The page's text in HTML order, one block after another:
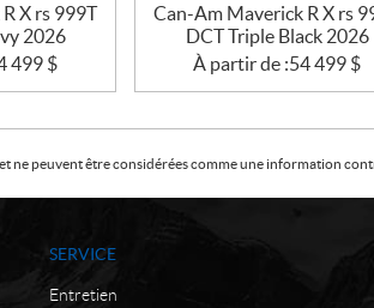
X rs 999T
2026
499 $
Can-Am Maverick R X rs
DCT Triple Black 2026
À partir de :54 499 $
ne peuvent être considérées comme une information
SERVICE
Entretien